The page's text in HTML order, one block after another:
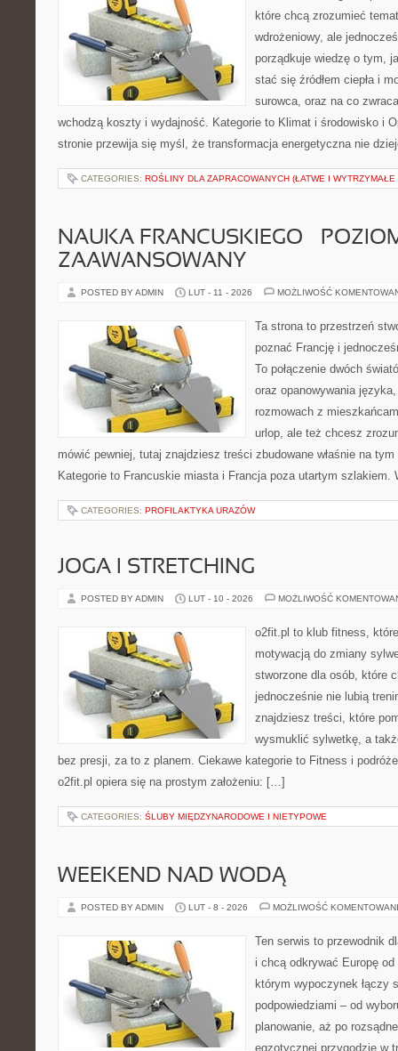
które chcą zrozumieć
wdrożeniowy, ale
porządkuje wiedzę o tym,
stać się źródłem ciepła i
surowca, oraz na co
wchodzą koszty i wydajność. Kategorie to Klimat i środowisko i
stronie przewija się myśl, że transformacja energetyczna nie
CATEGORIES: ROŚLINY DLA ZAPRACOWANYCH (ŁATWE I WYTRZYMAŁE
NAUKA FRANCUSKIEGO –
ZAAWANSOWANY
POSTED BY ADMIN LUT - 11 - 2026 MOŻLIWOŚĆ
Ta strona to przestrzeń
poznać Francję i
To połączenie dwóch
oraz opanowywania
rozmowach z
urlop, ale też chcesz
mówić pewniej, tutaj znajdziesz treści zbudowane właśnie na
Kategorie to Francuskie miasta i Francja poza utartym
CATEGORIES: PROFILAKTYKA URAZÓW
JOGA I STRETCHING
POSTED BY ADMIN LUT - 10 - 2026 MOŻLIWOŚĆ
o2fit.pl to klub fitness,
motywacją do zmiany
stworzone dla osób, które
jednocześnie nie lubią
znajdziesz treści, które
wysmuklić sylwetkę, a
bez presji, za to z planem. Ciekawe kategorie to Fitness i
o2fit.pl opiera się na prostym założeniu: […]
CATEGORIES: ŚLUBY MIĘDZYNARODOWE I NIETYPOWE
WEEKEND NAD WODĄ
POSTED BY ADMIN LUT - 8 - 2026 MOŻLIWOŚĆ
Ten serwis to przewodnik
i chcą odkrywać Europę
którym wypoczynek łączy
podpowiedziami – od
planowanie, aż po
egzotycznej przygodzie w